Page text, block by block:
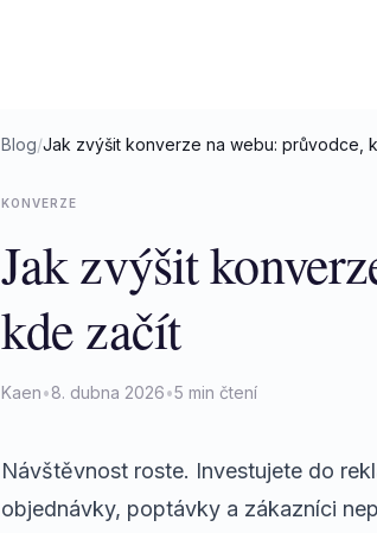
Blog/Jak zvýšit konverze na webu: průvodce,
KONVERZE
Jak zvýšit
kde začít
Kaen•8. dubna 2026•5 min čtení
Návštěvnost roste. Investujete do
objednávky, poptávky a zákazníci